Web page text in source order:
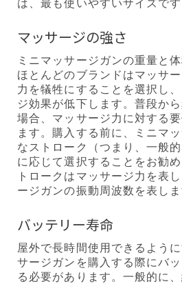
は、最も使いやすいサイズです
マッサージの強さ
ミニマッサージガンの重量と
ほとんどのブランドはマッサ
力を犠牲にすることを選択し
ジ効果が低下します。普段か
場合、マッサージ力に対する
ます。購入する前に、ミニマ
なストローク（つまり、一般
に応じて選択することをお勧
トロークはマッサージ力を表
ージガンの振動周波数を表しま
バッテリー寿命
屋外で長時間使用できるよう
サージガンを購入する際にバ
る必要があります。一般的に